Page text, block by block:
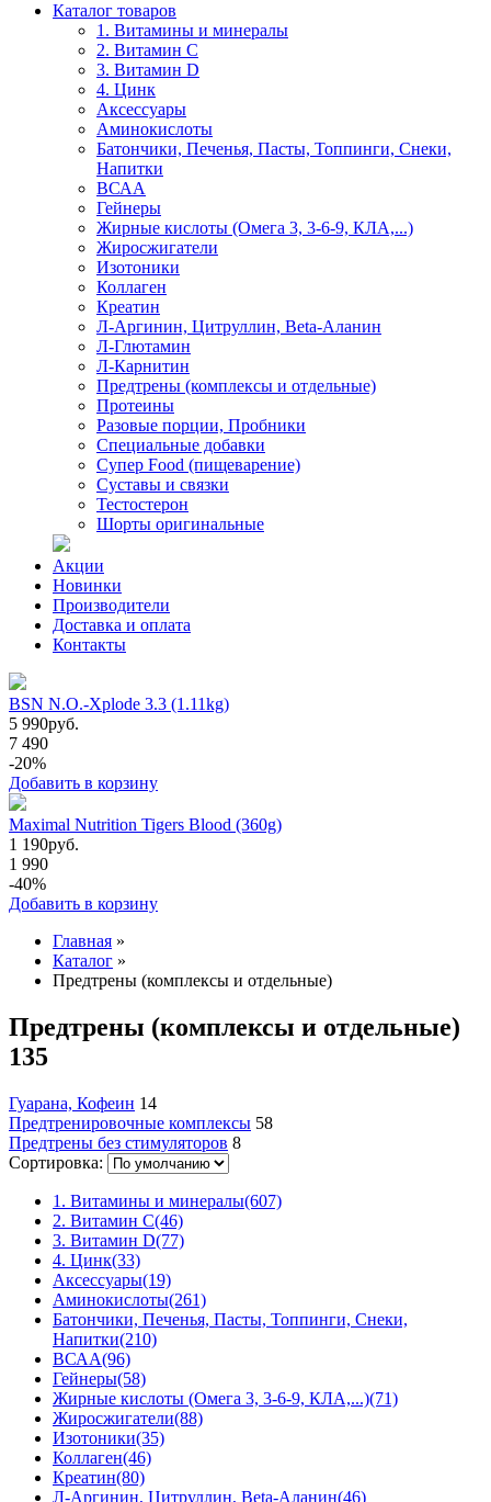
Каталог товаров
1. Витамины и минералы
2. Витамин С
3. Витамин D
4. Цинк
Аксессуары
Аминокислоты
Батончики, Печенья, Пасты, Топпинги, Снеки,
Напитки
ВСАА
Гейнеры
Жирные кислоты (Омега 3, 3-6-9, КЛА,...)
Жиросжигатели
Изотоники
Коллаген
Креатин
Л-Аргинин, Цитруллин, Beta-Аланин
Л-Глютамин
Л-Карнитин
Предтрены (комплексы и отдельные)
Протеины
Разовые порции, Пробники
Специальные добавки
Супер Food (пищеварение)
Суставы и связки
Тестостерон
Шорты оригинальные
Акции
Новинки
Производители
Доставка и оплата
Контакты
BSN N.O.-Xplode 3.3 (1.11kg)
5 990руб.
7 490
-20%
Добавить в корзину
Maximal Nutrition Tigers Blood (360g)
1 190руб.
1 990
-40%
Добавить в корзину
Главная »
Каталог »
Предтрены (комплексы и отдельные)
Предтрены (комплексы и отдельные)
135
Гуарана, Кофеин 14
Предтренировочные комплексы 58
Предтрены без стимуляторов 8
Сортировка:
1. Витамины и минералы(607)
2. Витамин С(46)
3. Витамин D(77)
4. Цинк(33)
Аксессуары(19)
Аминокислоты(261)
Батончики, Печенья, Пасты, Топпинги, Снеки,
Напитки(210)
ВСАА(96)
Гейнеры(58)
Жирные кислоты (Омега 3, 3-6-9, КЛА,...)(71)
Жиросжигатели(88)
Изотоники(35)
Коллаген(46)
Креатин(80)
Л-Аргинин, Цитруллин, Beta-Аланин(46)